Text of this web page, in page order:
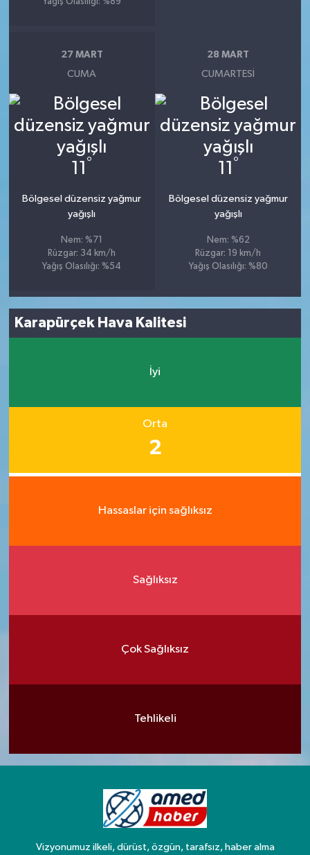
27 MART
CUMA
11 °
Bölgesel düzensiz yağmur
yağışlı
Nem: %71
Rüzgar: 34 km/h
Yağış Olasılığı: %54
28 MART
CUMARTESI
11 °
Bölgesel düzensiz yağmur
yağışlı
Nem: %62
Rüzgar: 19 km/h
Yağış Olasılığı: %80
Karapürçek Hava Kalitesi
İyi
Orta
2
Hassaslar için sağlıksız
Sağlıksız
Çok Sağlıksız
Tehlikeli
Vizyonumuz ilkeli, dürüst, özgün, tarafsız, haber alma